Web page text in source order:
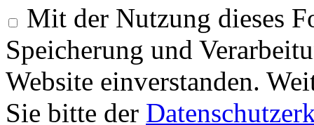
Mit der Nutzung dieses
Speicherung und
Website einverstanden.
Sie bitte der